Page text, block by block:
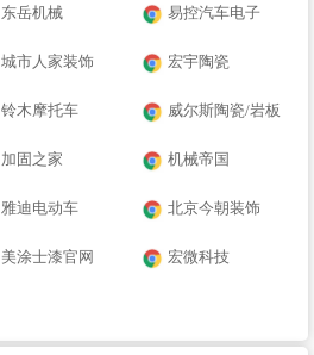
东岳机械 易控汽车电子
城市人家装饰 宏宇陶瓷
铃木摩托车 威尔斯陶瓷/岩板
加固之家 机械帝国
雅迪电动车 北京今朝装饰
美涂士漆官网 宏微科技